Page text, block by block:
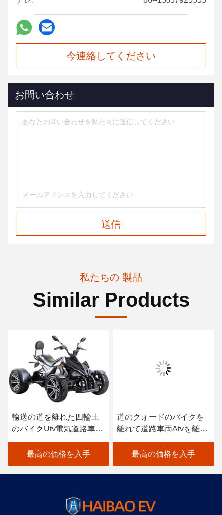
今連絡してください
お問い合わせ
送信
私たちの 製品
Similar Products
輸送の道を離れた四輪土
のバイクUtv電気道路車両
を離れて保証する
最高の価格を入手
道のクォードのバイクを
離れて道路車両Atvを離れ
て電気乗客ATV UTV
最高の価格を入手